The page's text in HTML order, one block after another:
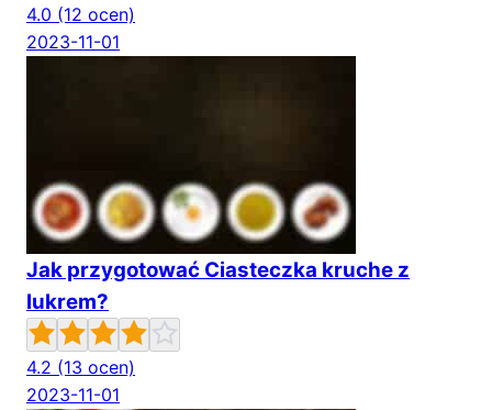
4.0 (12 ocen)
2023-11-01
Jak przygotować Ciasteczka kruche z
lukrem?
4.2 (13 ocen)
2023-11-01